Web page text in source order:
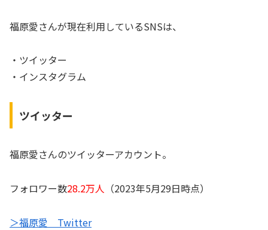
福原愛さんが現在利用しているSNSは、
・ツイッター
・インスタグラム
ツイッター
福原愛さんのツイッターアカウント。
フォロワー数28.2万人 （2023年5月29日時点）
＞福原愛 Twitter